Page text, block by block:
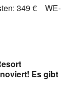
349 € WE-
Es gibt